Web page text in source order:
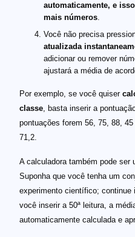
automaticamente, e
mais números.
Você não precisa
atualizada
adicionar ou remover
ajustará a média de
Por exemplo, se você quiser
classe, basta inserir a
pontuações forem 56, 75, 88,
71,2.
A calculadora também pode ser
Suponha que você tenha um
experimento científico; continue
você inserir a 50ª leitura, a
automaticamente calculada e